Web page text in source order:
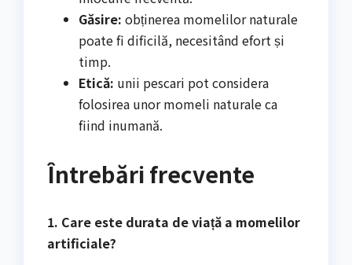
Găsire: obținerea momelilor naturale
poate fi dificilă, necesitând efort și
timp.
Etică: unii pescari pot considera
folosirea unor momeli naturale ca
fiind inumană.
Întrebări frecvente
1. Care este durata de viață a momelilor
artificiale?